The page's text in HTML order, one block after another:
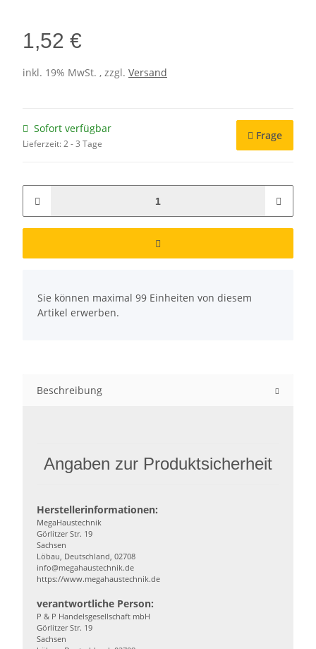
1,52 €
inkl. 19% MwSt. , zzgl. Versand
Sofort verfügbar
Lieferzeit:2 - 3 Tage
Frage
Sie können maximal 99 Einheiten von diesem
Artikel erwerben.
Beschreibung
Angaben zur Produktsicherheit
Herstellerinformationen:
MegaHaustechnik
Görlitzer Str. 19
Sachsen
Löbau, Deutschland, 02708
info@megahaustechnik.de
https://www.megahaustechnik.de
verantwortliche Person:
P & P Handelsgesellschaft mbH
Görlitzer Str. 19
Sachsen